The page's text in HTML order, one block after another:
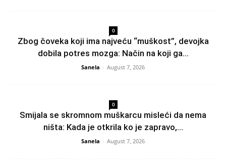
0
Zbog čoveka koji ima najveću “muškost”, devojka
dobila potres mozga: Način na koji ga...
Sanela - August 7, 2026
0
Smijala se skromnom muškarcu misleći da nema
ništa: Kada je otkrila ko je zapravo,...
Sanela - August 7, 2026